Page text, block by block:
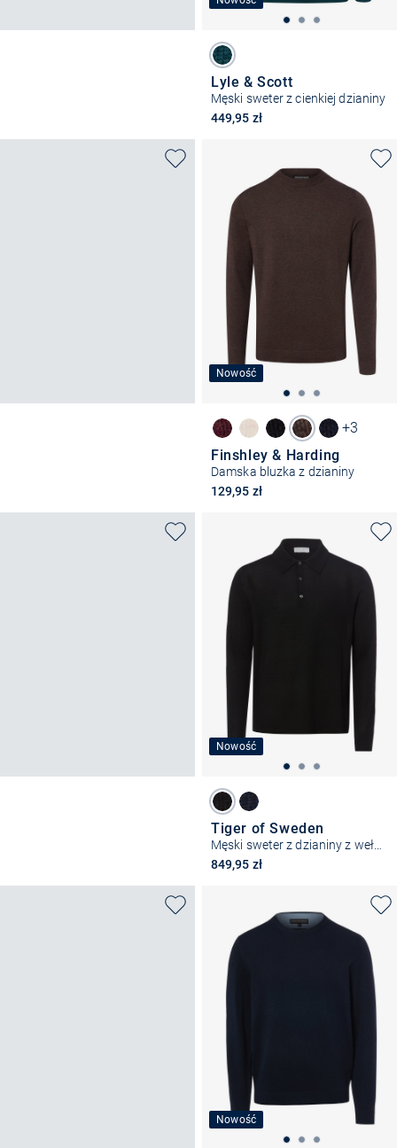
Lyle & Scott
Męski sweter z cienkiej dzianiny
449,95 zł
Nowość
+3
Finshley & Harding
Damska bluzka z dzianiny
129,95 zł
Nowość
Tiger of Sweden
Męski sweter z dzianiny z wełny merynosowej
849,95 zł
Nowość